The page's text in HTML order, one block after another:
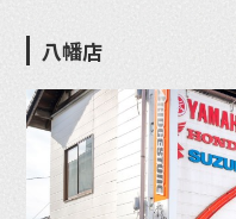
八幡店